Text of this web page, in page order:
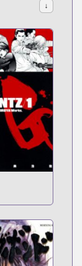
↓